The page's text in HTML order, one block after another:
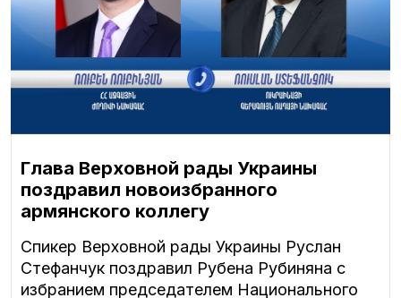
Глава Верховной рады Украины
поздравил новоизбранного
армянского коллегу
Спикер Верховной рады Украины Руслан
Стефанчук поздравил Рубена Рубиняна с
избранием председателем Национального